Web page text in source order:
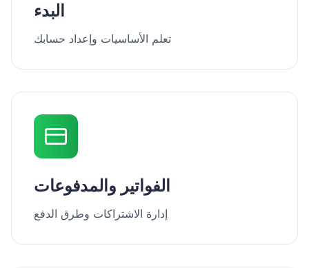
البدء
تعلم الأساسيات وإعداد حسابك
الفواتير والمدفوعات
إدارة الاشتراكات وطرق الدفع